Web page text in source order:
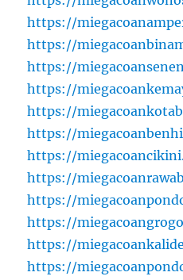
https://
https://
https://
https://
https://
https://
https://
https://
https://
https://
https://
https://